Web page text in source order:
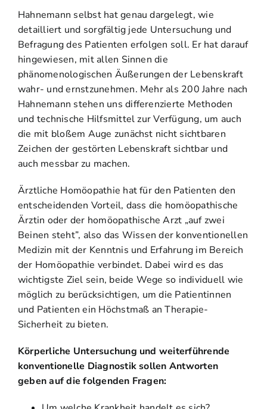
Hahnemann selbst hat genau dargelegt, wie
detailliert und sorgfältig jede Untersuchung und
Befragung des Patienten erfolgen soll. Er hat darauf
hingewiesen, mit allen Sinnen die
phänomenologischen Äußerungen der Lebenskraft
wahr- und ernstzunehmen. Mehr als 200 Jahre nach
Hahnemann stehen uns differenzierte Methoden
und technische Hilfsmittel zur Verfügung, um auch
die mit bloßem Auge zunächst nicht sichtbaren
Zeichen der gestörten Lebenskraft sichtbar und
auch messbar zu machen.
Ärztliche Homöopathie hat für den Patienten den
entscheidenden Vorteil, dass die homöopathische
Ärztin oder der homöopathische Arzt „auf zwei
Beinen steht”, also das Wissen der konventionellen
Medizin mit der Kenntnis und Erfahrung im Bereich
der Homöopathie verbindet. Dabei wird es das
wichtigste Ziel sein, beide Wege so individuell wie
möglich zu berücksichtigen, um die Patientinnen
und Patienten ein Höchstmaß an Therapie-
Sicherheit zu bieten.
Körperliche Untersuchung und weiterführende
konventionelle Diagnostik sollen Antworten
geben auf die folgenden Fragen: